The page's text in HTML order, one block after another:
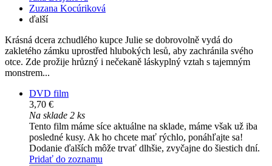
Zuzana Kocúriková
ďalší
Krásná dcera zchudlého kupce Julie se dobrovolně vydá do
zakletého zámku uprostřed hlubokých lesů, aby zachránila svého
otce. Zde prožije hrůzný i nečekaně láskyplný vztah s tajemným
monstrem...
DVD film
3,70 €
Na sklade 2 ks
Tento film máme síce aktuálne na sklade, máme však už iba
posledné kusy. Ak ho chcete mať rýchlo, ponáhľajte sa!
Dodanie ďalších môže trvať dlhšie, zvyčajne do šiestich dní.
Pridať do zoznamu